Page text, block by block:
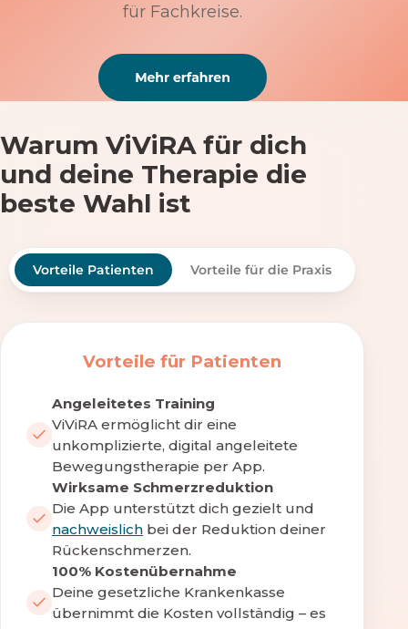
für Fachkreise.
Warum ViViRA für dich
und deine Therapie die
beste Wahl ist
Vorteile Patienten Vorteile für die Praxis
Vorteile für Patienten
Angeleitetes Training
ViViRA ermöglicht dir eine
unkomplizierte, digital angeleitete
Bewegungstherapie per App.
Wirksame Schmerzreduktion
Die App unterstützt dich gezielt und
nachweislich bei der Reduktion deiner
Rückenschmerzen.
100% Kostenübernahme
Deine gesetzliche Krankenkasse
übernimmt die Kosten vollständig – es